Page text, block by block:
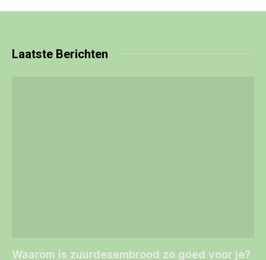
Laatste Berichten
Waarom is zuurdesembrood zo goed voor je?